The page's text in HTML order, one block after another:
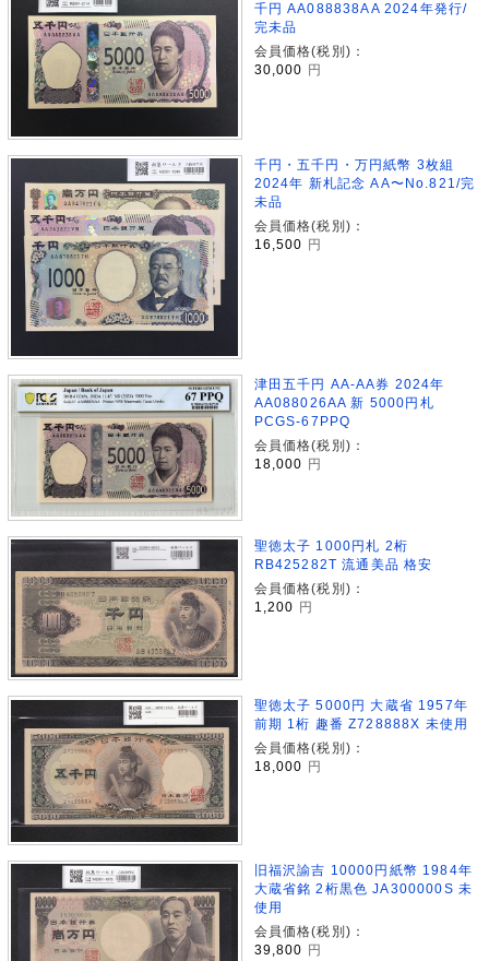
千円 AA088838AA 2024年発行/
完未品
会員価格(税別)：
30,000
円
千円・五千円・万円紙幣 3枚組
2024年 新札記念 AA〜No.821/完
未品
会員価格(税別)：
16,500 円
津田五千円 AA-AA券 2024年
AA088026AA 新 5000円札
PCGS-67PPQ
会員価格(税別)：
18,000
円
聖徳太子 1000円札 2桁
RB425282T 流通美品 格安
会員価格(税別)：
1,200 円
聖徳太子 5000円 大蔵省 1957年
前期 1桁 趣番 Z728888X 未使用
会員価格(税別)：
18,000
円
旧福沢諭吉 10000円紙幣 1984年
大蔵省銘 2桁黒色 JA300000S 未
使用
会員価格(税別)：
39,800
円